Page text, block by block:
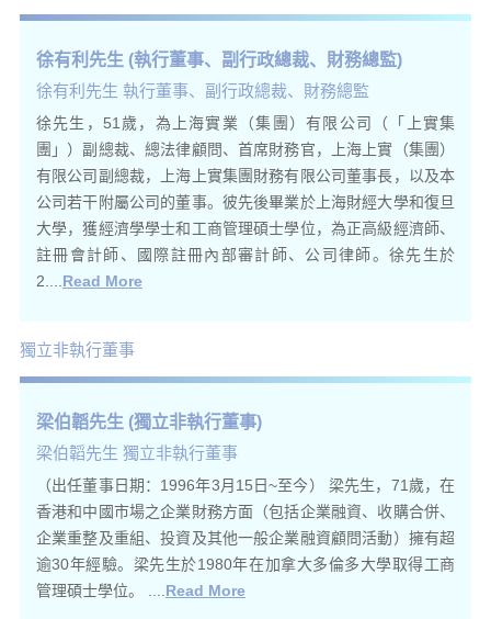
徐有利先生 (執行董事、副行政總裁、財務總監)
徐有利先生 執行董事、副行政總裁、財務總監
徐先生，51歲，為上海實業（集團）有限公司（「上實集
團」）副總裁、總法律顧問、首席財務官，上海上實（集團）
有限公司副總裁，上海上實集團財務有限公司董事長，以及本
公司若干附屬公司的董事。彼先後畢業於上海財經大學和復旦
大學，獲經濟學學士和工商管理碩士學位，為正高級經濟師、
註冊會計師、國際註冊內部審計師、公司律師。徐先生於
2.... Read More
獨立非執行董事
梁伯韜先生 (獨立非執行董事)
梁伯韜先生 獨立非執行董事
（出任董事日期：1996年3月15日~至今） 梁先生，71歲，在
香港和中國市場之企業財務方面（包括企業融資、收購合併、
企業重整及重組、投資及其他一般企業融資顧問活動）擁有超
逾30年經驗。梁先生於1980年在加拿大多倫多大學取得工商
管理碩士學位。 .... Read More